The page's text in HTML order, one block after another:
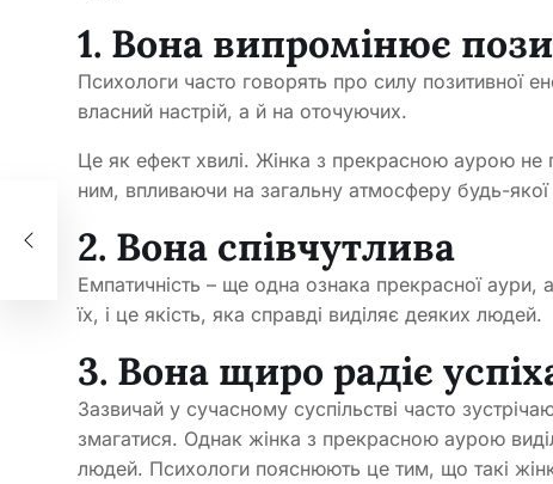
1. Вона випромінює
Психологи часто говорять про силу позитивної
власний настрій, а й на оточуючих.
Це як ефект хвилі. Жінка з прекрасною аурою не
ним, впливаючи на загальну атмосферу будь-
2. Вона співчутлива
Емпатичність – ще одна ознака прекрасної аури,
їх, і це якість, яка справді виділяє деяких людей.
3. Вона щиро радіє
Зазвичай у сучасному суспільстві часто
змагатися. Однак жінка з прекрасною аурою
людей. Психологи пояснюють це тим, що такі